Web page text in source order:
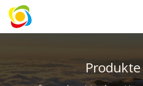
Produkte